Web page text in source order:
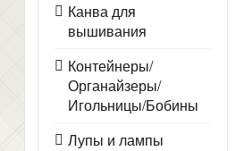
Канва для
вышивания
Контейнеры/
Органайзеры/
Игольницы/Бобины
Лупы и лампы